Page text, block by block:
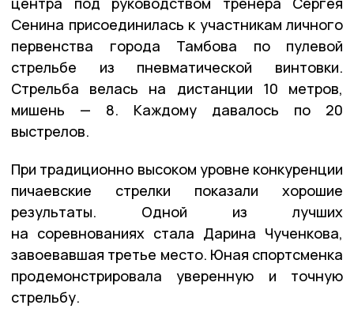
Сенина присоединилась к участникам личного
первенства города Тамбова по пулевой
стрельбе из пневматической винтовки.
Стрельба велась на дистанции 10 метров,
мишень — 8. Каждому давалось по 20
выстрелов.
При традиционно высоком уровне конкуренции
пичаевские стрелки показали хорошие
результаты. Одной из лучших
на соревнованиях стала Дарина Чученкова,
завоевавшая третье место. Юная спортсменка
продемонстрировала уверенную и точную
стрельбу.